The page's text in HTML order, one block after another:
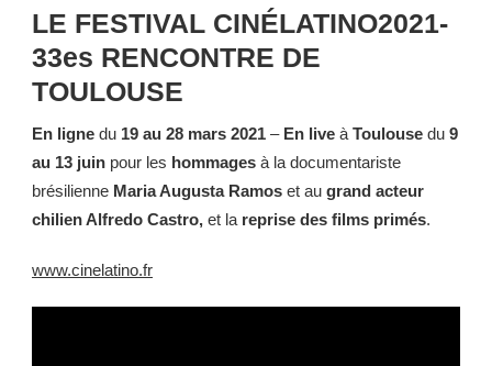
LE FESTIVAL CINÉLATINO2021-
33es RENCONTRE DE
TOULOUSE
En ligne du 19 au 28 mars 2021 – En live à Toulouse du 9
au 13 juin pour les hommages à la documentariste
brésilienne Maria Augusta Ramos et au grand acteur
chilien Alfredo Castro, et la reprise des films primés.
www.cinelatino.fr